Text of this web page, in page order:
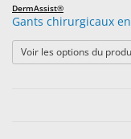
DermAssist®
Gants chirurgicaux
Voir les options du